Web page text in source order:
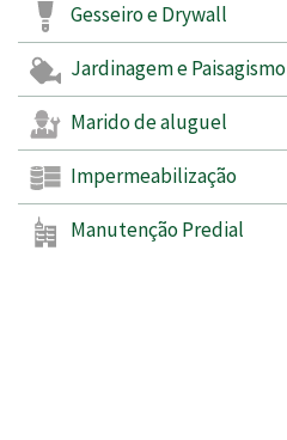
Gesseiro e Drywall
Jardinagem e Paisagismo
Marido de aluguel
Impermeabilização
Manutenção Predial